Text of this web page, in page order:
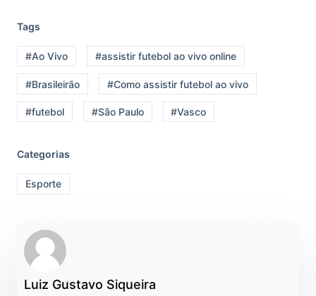
Tags
#Ao Vivo #assistir futebol ao vivo online
#Brasileirão #Como assistir futebol ao vivo
#futebol #São Paulo #Vasco
Categorias
Esporte
Luiz Gustavo Siqueira